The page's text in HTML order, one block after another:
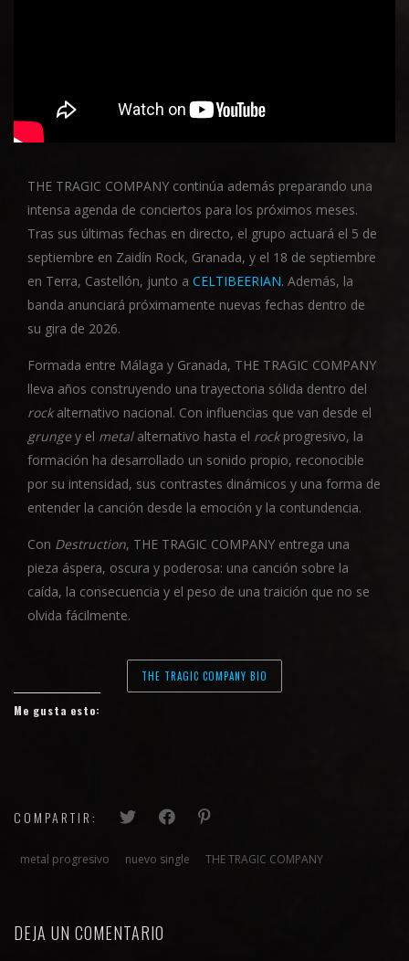
THE TRAGIC COMPANY continúa además preparando una
intensa agenda de conciertos para los próximos meses.
Tras sus últimas fechas en directo, el grupo actuará el 5 de
septiembre en Zaidín Rock, Granada, y el 18 de septiembre
en Terra, Castellón, junto a CELTIBEERIAN. Además, la
banda anunciará próximamente nuevas fechas dentro de
su gira de 2026.
Formada entre Málaga y Granada, THE TRAGIC COMPANY
lleva años construyendo una trayectoria sólida dentro del
rockalternativo nacional. Con influencias que van desde el
grungey el metalalternativo hasta el rockprogresivo, la
formación ha desarrollado un sonido propio, reconocible
por su intensidad, sus contrastes dinámicos y una forma de
entender la canción desde la emoción y la contundencia.
Con Destruction, THE TRAGIC COMPANY entrega una
pieza áspera, oscura y poderosa: una canción sobre la
caída, la consecuencia y el peso de una traición que no se
olvida fácilmente.
THE TRAGIC COMPANY BIO
Me gusta esto:
COMPARTIR:
metal progresivo nuevo single THE TRAGIC COMPANY
DEJA UN COMENTARIO